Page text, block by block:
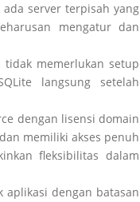
server terpisah yang
mengatur dan
tidak memerlukan setup
langsung setelah
dengan lisensi domain
memiliki akses penuh
fleksibilitas dalam
aplikasi dengan batasan